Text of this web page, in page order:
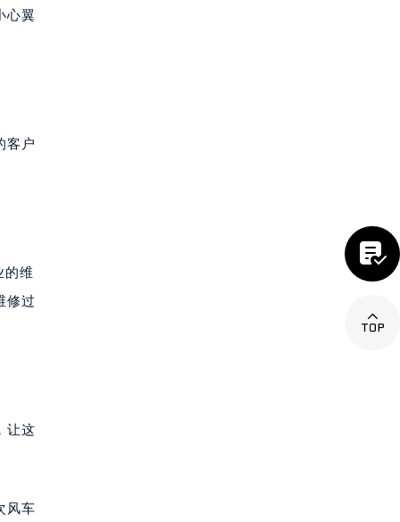
心翼
客户
的维
修过
让这
风车

